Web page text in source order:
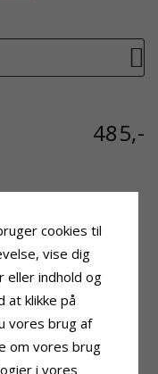
485,-
mm
25,7 mm
4,1 mm
DENNE HAR
cookies til
vise dig
eller indhold og
at klikke på
vores brug af
om vores brug
i vores